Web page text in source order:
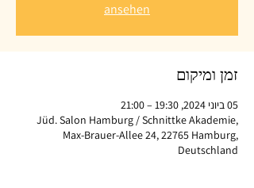
ansehen
זמן ומיקום
05 ביוני 2024, 19:30 – 21:00
Jüd. Salon Hamburg / Schnittke Akademie,
Max-Brauer-Allee 24, 22765 Hamburg,
Deutschland